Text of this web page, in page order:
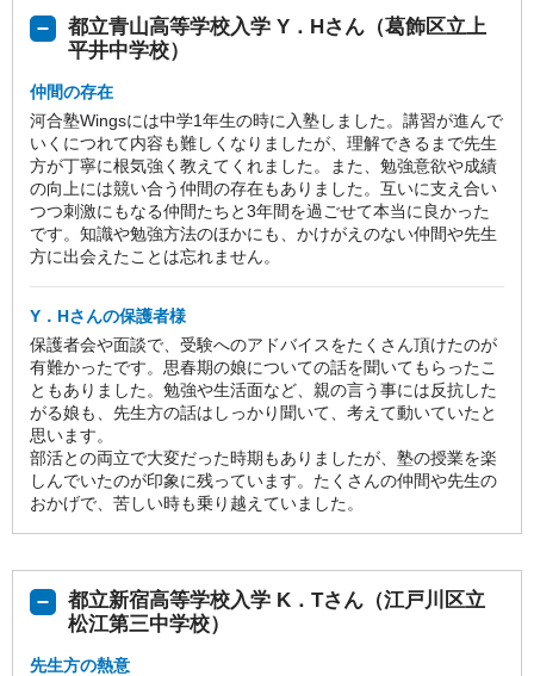
都立青山高等学校入学 Y．Hさん（葛飾区立上
平井中学校）
仲間の存在
河合塾Wingsには中学1年生の時に入塾しました。講習が進んで
いくにつれて内容も難しくなりましたが、理解できるまで先生
方が丁寧に根気強く教えてくれました。また、勉強意欲や成績
の向上には競い合う仲間の存在もありました。互いに支え合い
つつ刺激にもなる仲間たちと3年間を過ごせて本当に良かった
です。知識や勉強方法のほかにも、かけがえのない仲間や先生
方に出会えたことは忘れません。
Y．Hさんの保護者様
保護者会や面談で、受験へのアドバイスをたくさん頂けたのが
有難かったです。思春期の娘についての話を聞いてもらったこ
ともありました。勉強や生活面など、親の言う事には反抗した
がる娘も、先生方の話はしっかり聞いて、考えて動いていたと
思います。
部活との両立で大変だった時期もありましたが、塾の授業を楽
しんでいたのが印象に残っています。たくさんの仲間や先生の
おかげで、苦しい時も乗り越えていました。
都立新宿高等学校入学 K．Tさん（江戸川区立
松江第三中学校）
先生方の熱意